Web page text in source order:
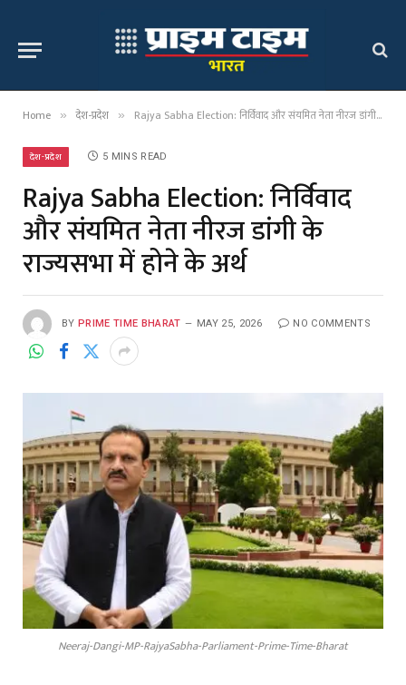
Home » देश-प्रदेश » Rajya Sabha Election: निर्विवाद और संयमित नेता नीरज डांगी के राज्यसभा में होने के अर्थ
देश-प्रदेश 5 MINS READ
Rajya Sabha Election: निर्विवाद
और संयमित नेता नीरज डांगी के
राज्यसभा में होने के अर्थ
BY PRIME TIME BHARAT MAY 25, 2026 NO COMMENTS
Neeraj-Dangi-MP-RajyaSabha-Parliament-Prime-Time-Bharat